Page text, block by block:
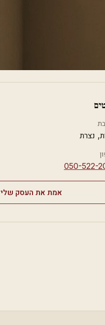
נצרת
⁦050-522-
אמת את העסק שלי